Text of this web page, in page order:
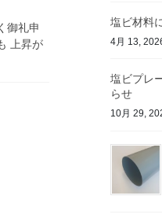
御礼申
上昇が
塩ビ材料
4月 13,
塩ビプレ
らせ
10月 29,